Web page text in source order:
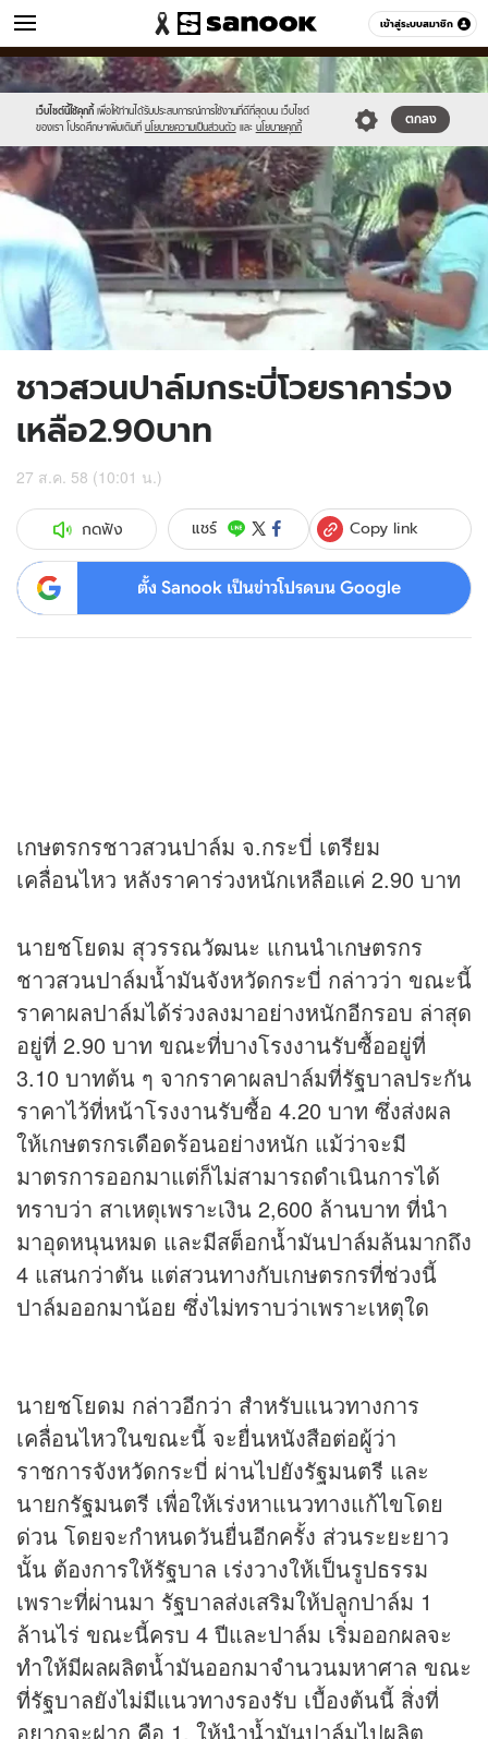
เข้าสู่ระบบสมาชิก
ข่าว หมวดอื่นๆ
เว็บไซต์นี้ใช้คุกกี้ เพื่อให้ท่านได้รับประสบการณ์การใช้งานที่ดีที่สุดบน เว็บไซต์
ของเรา โปรดศึกษาเพิ่มเติมที่ นโยบายความเป็นส่วนตัว และ นโยบายคุกกี้
ตกลง
Sanook
//s.isanook.com/sr/0/images/logo-
new-
sanook.png
600
60
//s.isanook.com/ns/0/ud/371/1855050/641863-
01.jpg
ชาวสวนปาล์มกระบี่โวยราคาร่วง
เหลือ2.90บาท
27 ส.ค. 58 (10:01 น.)
กดฟัง แชร์ Copy link
ตั้ง Sanook เป็นข่าวโปรดบน Google
เกษตรกรชาวสวนปาล์ม จ.กระบี่ เตรียม
เคลื่อนไหว หลังราคาร่วงหนักเหลือแค่ 2.90 บาท
นายชโยดม สุวรรณวัฒนะ แกนนำเกษตรกร
ชาวสวนปาล์มน้ำมันจังหวัดกระบี่ กล่าวว่า ขณะนี้
ราคาผลปาล์มได้ร่วงลงมาอย่างหนักอีกรอบ ล่าสุด
อยู่ที่ 2.90 บาท ขณะที่บางโรงงานรับซื้ออยู่ที่
3.10 บาทต้น ๆ จากราคาผลปาล์มที่รัฐบาลประกัน
ราคาไว้ที่หน้าโรงงานรับซื้อ 4.20 บาท ซึ่งส่งผล
ให้เกษตรกรเดือดร้อนอย่างหนัก แม้ว่าจะมี
มาตรการออกมาแต่ก็ไม่สามารถดำเนินการได้
ทราบว่า สาเหตุเพราะเงิน 2,600 ล้านบาท ที่นำ
มาอุดหนุนหมด และมีสต็อกน้ำมันปาล์มล้นมากถึง
4 แสนกว่าตัน แต่สวนทางกับเกษตรกรที่ช่วงนี้
ปาล์มออกมาน้อย ซึ่งไม่ทราบว่าเพราะเหตุใด
นายชโยดม กล่าวอีกว่า สำหรับแนวทางการ
เคลื่อนไหวในขณะนี้ จะยื่นหนังสือต่อผู้ว่า
ราชการจังหวัดกระบี่ ผ่านไปยังรัฐมนตรี และ
นายกรัฐมนตรี เพื่อให้เร่งหาแนวทางแก้ไขโดย
ด่วน โดยจะกำหนดวันยื่นอีกครั้ง ส่วนระยะยาว
นั้น ต้องการให้รัฐบาล เร่งวางให้เป็นรูปธรรม
เพราะที่ผ่านมา รัฐบาลส่งเสริมให้ปลูกปาล์ม 1
ล้านไร่ ขณะนี้ครบ 4 ปีและปาล์ม เริ่มออกผลจะ
ทำให้มีผลผลิตน้ำมันออกมาจำนวนมหาศาล ขณะ
ที่รัฐบาลยังไม่มีแนวทางรองรับ เบื้องต้นนี้ สิ่งที่
อยากจะฝาก คือ 1. ให้นำน้ำมันปาล์มไปผลิต